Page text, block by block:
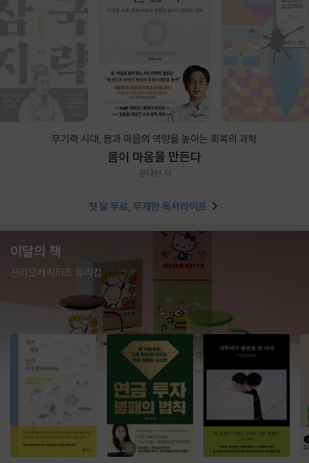
무기력 시대, 몸과 마음의 역량을 높이는 회복의 과학
몸이 마음을 만든다
윤대현 저
첫 달 무료, 무제한 독서라이프
이달의 책
산리오캐릭터즈 유리컵